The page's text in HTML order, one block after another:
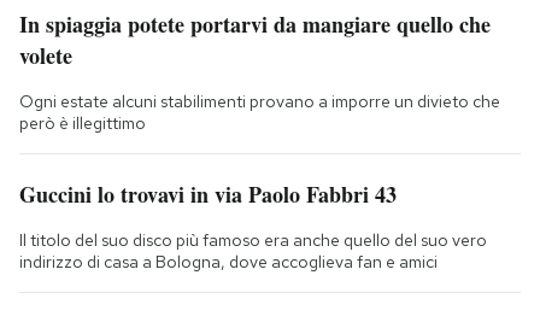
In spiaggia potete portarvi da mangiare quello che
volete
Ogni estate alcuni stabilimenti provano a imporre un divieto che
però è illegittimo
Guccini lo trovavi in via Paolo Fabbri 43
Il titolo del suo disco più famoso era anche quello del suo vero
indirizzo di casa a Bologna, dove accoglieva fan e amici